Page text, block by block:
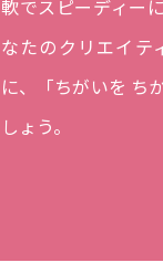
軟でスピーディー
なたのクリエイテ
に、「ちがいを ち
しょう。